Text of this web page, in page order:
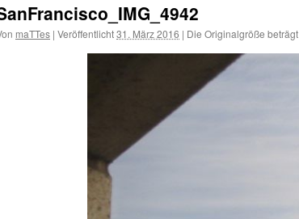
maTTes | Veröffentlicht31. März 2016 | Die Originalgröße beträgt